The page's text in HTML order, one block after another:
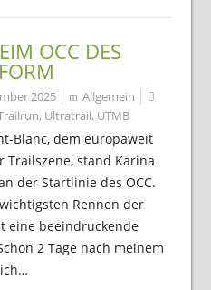
OCC DES
2025
Allgemein
, Ultratrail, UTMB
Blanc, dem europaweit
stand Karina
der Startlinie des OCC.
Rennen der
eine beeindruckende
2 Tage nach meinem